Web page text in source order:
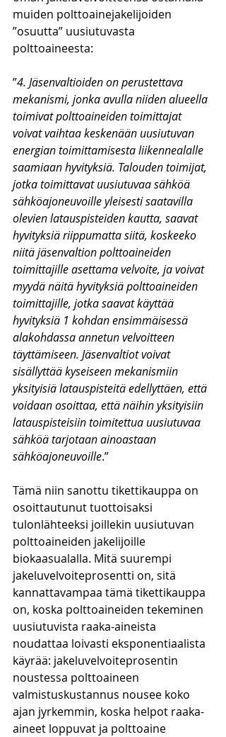
muiden polttoainejakelijoiden
”osuutta” uusiutuvasta
polttoaineesta:
”4. Jäsenvaltioiden on perustettava
mekanismi, jonka avulla niiden alueella
toimivat polttoaineiden toimittajat
voivat vaihtaa keskenään uusiutuvan
energian toimittamisesta liikennealalle
saamiaan hyvityksiä. Talouden toimijat,
jotka toimittavat uusiutuvaa sähköä
sähköajoneuvoille yleisesti saatavilla
olevien latauspisteiden kautta, saavat
hyvityksiä riippumatta siitä, koskeeko
niitä jäsenvaltion polttoaineiden
toimittajille asettama velvoite, ja voivat
myydä näitä hyvityksiä polttoaineiden
toimittajille, jotka saavat käyttää
hyvityksiä 1 kohdan ensimmäisessä
alakohdassa annetun velvoitteen
täyttämiseen. Jäsenvaltiot voivat
sisällyttää kyseiseen mekanismiin
yksityisiä latauspisteitä edellyttäen, että
voidaan osoittaa, että näihin yksityisiin
latauspisteisiin toimitettua uusiutuvaa
sähköä tarjotaan ainoastaan
sähköajoneuvoille.”
Tämä niin sanottu tikettikauppa on
osoittautunut tuottoisaksi
tulonlähteeksi joillekin uusiutuvan
polttoaineiden jakelijoille
biokaasualalla. Mitä suurempi
jakeluvelvoiteprosentti on, sitä
kannattavampaa tämä tikettikauppa
on, koska polttoaineiden tekeminen
uusiutuvista raaka-aineista
noudattaa loivasti eksponentiaalista
käyrää: jakeluvelvoiteprosentin
noustessa polttoaineen
valmistuskustannus nousee koko
ajan jyrkemmin, koska helpot raaka-
aineet loppuvat ja polttoaine